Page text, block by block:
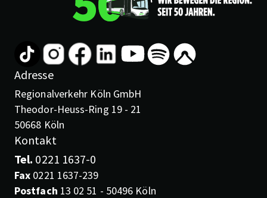
Adresse
Regionalverkehr Köln GmbH
Theodor-Heuss-Ring 19 - 21
50668 Köln
Kontakt
Tel. 0221 1637-0
Fax 0221 1637-239
Postfach 13 02 51 - 50496 Köln